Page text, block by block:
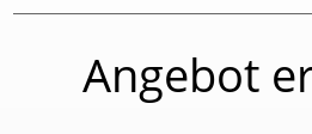
Angebot